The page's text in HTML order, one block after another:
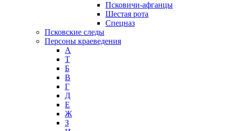
Псковичи-афганцы
Шестая рота
Спецназ
Псковские следы
Персоны краеведения
А
T
Б
В
Г
Д
Е
Ж
З